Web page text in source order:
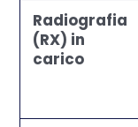
Radiografia
(RX) in
carico